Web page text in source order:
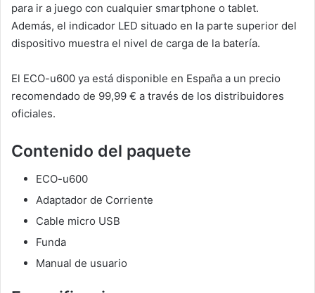
para ir a juego con cualquier smartphone o tablet.
Además, el indicador LED situado en la parte superior del
dispositivo muestra el nivel de carga de la batería.
El ECO-u600 ya está disponible en España a un precio
recomendado de 99,99 € a través de los distribuidores
oficiales.
Contenido del paquete
ECO-u600
Adaptador de Corriente
Cable micro USB
Funda
Manual de usuario